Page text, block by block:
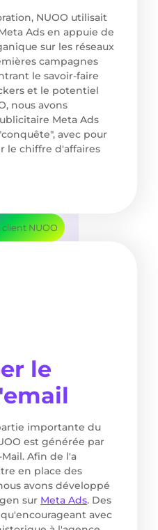
NUOO utilisait
Ads en appuie de
sur les réseaux
campagnes
le savoir-faire
et le potentiel
nous avons
Meta Ads
avec pour
le chiffre d'affaires
le
importante du
est générée par
Afin de l'a
en place des
avons développé
sur Meta Ads. Des
avec